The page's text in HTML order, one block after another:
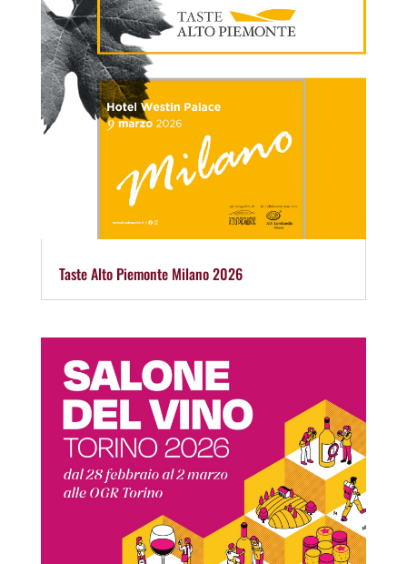
Taste Alto Piemonte Milano 2026